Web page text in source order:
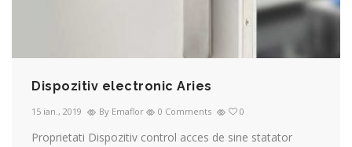
Dispozitiv electronic Aries
15 ian., 2019 By Emaflor 0 Comments 0
Proprietati Dispozitiv control acces de sine statator